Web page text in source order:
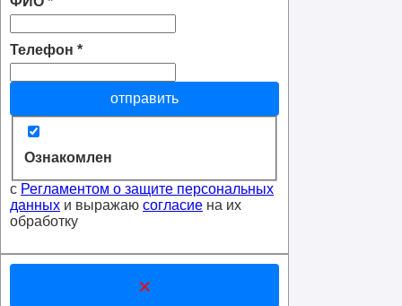
Телефон *
отправить
Ознакомлен
с Регламентом о защите персональных
данных и выражаю согласие на их
обработку
×